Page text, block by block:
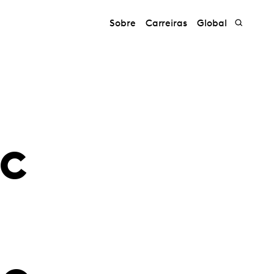
Sobre Carreiras Global